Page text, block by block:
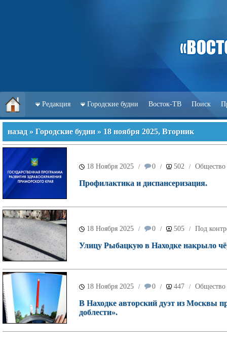
Редакция Городские будни Восток-ТВ Поиск
назад » Городские будни » 18 ноября 2025, Вторник
18 Ноября 2025 / 0 / 502 / Общество
Профилактика и диспансеризация.
18 Ноября 2025 / 0 / 505 / Под
Улицу Рыбацкую в Находке накрыло
18 Ноября 2025 / 0 / 447 / Общество
В Находке авторский дуэт из Москвы
доблести».